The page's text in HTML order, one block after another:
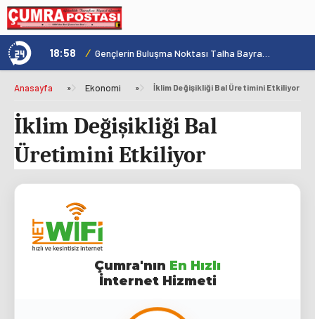
Konya'nın Zengin Mutfağı GastroFest'te Tanıtılacak 18:58 /
Anasayfa » Ekonomi » İklim Değişikliği Bal Üretimini Etkiliyor
İklim Değişikliği Bal
Üretimini Etkiliyor
Çumra'nın En Hızlı
İnternet Hizmeti